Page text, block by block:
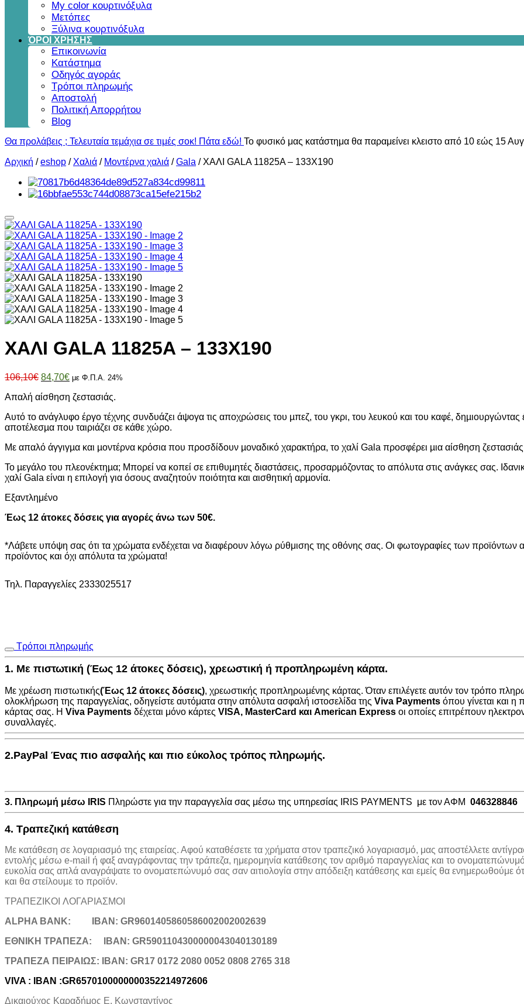
My color κουρτινόξυλα
Μετόπες
Ξύλινα κουρτινόξυλα
ΌΡΟΙ ΧΡΗΣΗΣ
Επικοινωνία
Κατάστημα
Οδηγός αγοράς
Τρόποι πληρωμής
Αποστολή
Πολιτική Απορρήτου
Blog
Θα προλάβεις ; Τελευταία τεμάχια σε τιμές σοκ! Πάτα εδώ! Το φυσικό μας κατάστημα θα παραμείνει κλειστο από 10 εώς 15
Αρχική /eshop / Χαλιά / Μοντέρνα χαλιά /Gala / ΧΑΛΙ GALA 11825A – 133X190
ΧΑΛΙ GALA 11825A – 133X190
106,10€ Original
was:
84,70€Η
τιμή
84,70€.
με Φ.Π.Α. 24%
Απαλή αίσθηση ζεστασιάς.
Αυτό το ανάγλυφο έργο τέχνης συνδυάζει άψογα τις αποχρώσεις του µπεζ, του γκρι, του λευκού και του καφέ, δηµιουργώντας
αποτέλεσµα που ταιριάζει σε κάθε χώρο.
Με απαλό άγγιγµα και µοντέρνα κρόσια που προσδίδουν µοναδικό χαρακτήρα, το χαλί Gala προσφέρει µια αίσθηση
Το µεγάλο του πλεονέκτηµα; Μπορεί να κοπεί σε επιθυµητές διαστάσεις, προσαρµόζοντας το απόλυτα στις ανάγκες σας.
χαλί Gala είναι η επιλογή για όσους αναζητούν ποιότητα και αισθητική αρµονία.
Εξαντλημένο
Έως 12 άτοκες δόσεις για αγορές άνω των 50€.
*Λάβετε υπόψη σας ότι τα χρώματα ενδέχεται να διαφέρουν λόγω ρύθμισης της οθόνης σας. Οι φωτογραφίες των προϊόντων
προϊόντος και όχι απόλυτα τα χρώματα!
Τηλ. Παραγγελίες 2333025517
Τρόποι πληρωμής
1. Με πιστωτική (Έως 12 άτοκες δόσεις), χρεωστική ή προπληρωμένη κάρτα.
Με χρέωση πιστωτικής(Έως 12 άτοκες δόσεις), χρεωστικής προπληρωμένης κάρτας. Όταν επιλέγετε αυτόν τον τρόπο
ολοκλήρωση της παραγγελίας, οδηγείστε αυτόματα στην απόλυτα ασφαλή ιστοσελίδα της Viva Payments όπου γίνεται και
κάρτας σας. Η Viva Payments δέχεται μόνο κάρτες VISA, MasterCard και American Express οι οποίες επιτρέπουν
συναλλαγές.
2.PayPal Ένας πιο ασφαλής και πιο εύκολος τρόπος πληρωμής.
3. Πληρωμή μέσω IRIS Πληρώστε για την παραγγελία σας μέσω της υπηρεσίας IRIS PAYMENTS με τον ΑΦΜ 046328846
4. Τραπεζική κατάθεση
Με κατάθεση σε λογαριασμό της εταιρείας. Αφού καταθέσετε τα χρήματα στον τραπεζικό λογαριασμό, μας αποστέλλετε
εντολής μέσω e-mail ή φαξ αναγράφοντας την τράπεζα, ημερομηνία κατάθεσης τον αριθμό παραγγελίας και το
ευκολία σας απλά αναγράψατε το ονοματεπώνυμό σας σαν αιτιολογία στην απόδειξη κατάθεσης και εμείς θα ενημερωθούμε
και θα στείλουμε το προϊόν.
ΤΡΑΠΕΖΙΚOI ΛΟΓΑΡΙΑΣΜΟΙ
ALPHA BANK:
IBAN: GR9601405860586002002002639
ΕΘΝΙΚΗ ΤΡΑΠΕΖΑ:
IBAN: GR5901104300000043040130189
TΡΑΠΕΖΑ ΠΕΙΡΑΙΩΣ: IBAN: GR17 0172 2080 0052 0808 2765 318
VIVA : IBAN :GR6570100000000352214972606
Δικαιούχος Καραδήμος Ε. Κωνσταντίνος